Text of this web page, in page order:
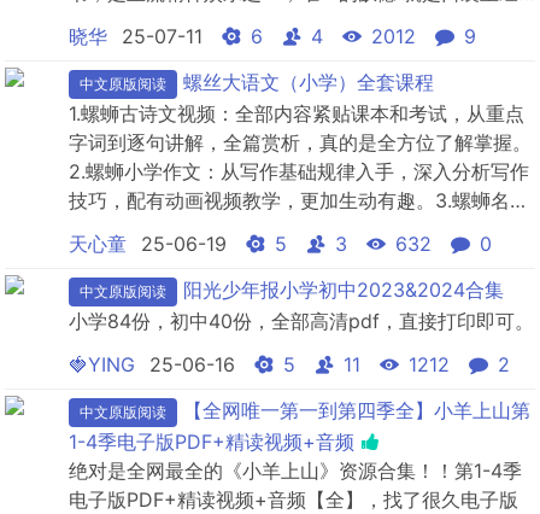
常少了那5分钱...，历史的车轮滚了又滚，小时候的记
忆却越发鲜亮...8000余本 均为有效资源 画面精美 若链
接失效（设了永久，或许会被百度云和谐，请勿着急，
一定会更新的！），请留言或私信，也会时常来更新
查...
晓华 25-07-11 6 4 2012 9
中文原版阅读
螺丝大语文（小学）全套课程
1.螺蛳古诗文视频：全部内容紧贴课本和考试，从重点
字词到逐句讲解，全篇赏析，真的是全方位了解掌握。
2.螺蛳小学作文：从写作基础规律入手，深入分析写作
技巧，配有动画视频教学，更加生动有趣。3.螺蛳名著
系列视频：以原创人物形象展示，内容讲解，视频后都
有知识重点，生词学习，让学习名著更加简单，更加深
刻！4.螺蛳视频：讲解有趣，内容集中，画面精美，每
课视频结尾都有名师整理的精品习题和讲解，让孩子轻
天心童 25-06-19 5 3 632 0
中文原版阅读
阳光少年报小学初中2023&2024合集
小学84份，初中40份，全部高清pdf，直接打印即可。
🍓YING
25-06-16 5 11 1212 2
中文原版阅读
【全网唯一第一到第四季全】小羊上山第
1-4季电子版PDF+精读视频+音频
绝对是全网最全的《小羊上山》资源合集！！第1-4季
电子版PDF+精读视频+音频【全】，找了很久电子版